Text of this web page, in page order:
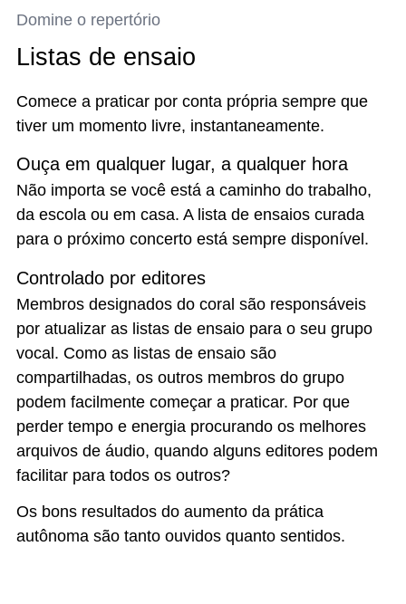
Domine o repertório
Listas de ensaio
Comece a praticar por conta própria sempre que
tiver um momento livre, instantaneamente.
Ouça em qualquer lugar, a qualquer hora
Não importa se você está a caminho do trabalho,
da escola ou em casa. A lista de ensaios curada
para o próximo concerto está sempre disponível.
Controlado por editores
Membros designados do coral são responsáveis
por atualizar as listas de ensaio para o seu grupo
vocal. Como as listas de ensaio são
compartilhadas, os outros membros do grupo
podem facilmente começar a praticar. Por que
perder tempo e energia procurando os melhores
arquivos de áudio, quando alguns editores podem
facilitar para todos os outros?
Os bons resultados do aumento da prática
autônoma são tanto ouvidos quanto sentidos.